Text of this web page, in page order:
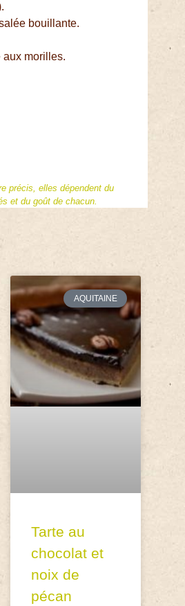
bouillante.
aux morilles.
précis, elles dépendent du
et du goût de chacun.
AQUITAINE
Tarte au
chocolat et
noix de
pécan